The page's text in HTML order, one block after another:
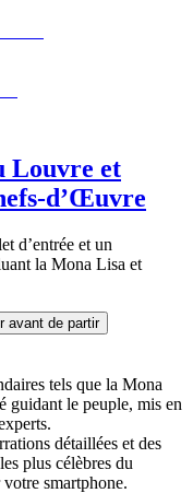
Louvre et
d’Œuvre
d’entrée et un
la Mona Lisa et
avant de partir
tels que la Mona
le peuple, mis en
détaillées et des
plus célèbres du
smartphone.